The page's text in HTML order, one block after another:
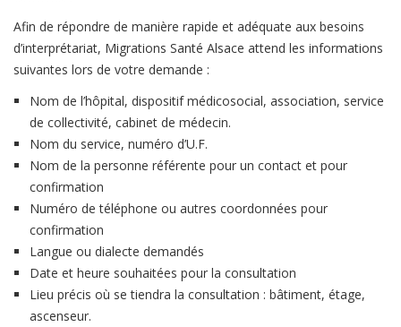
Afin de répondre de manière rapide et adéquate aux besoins
d’interprétariat, Migrations Santé Alsace attend les informations
suivantes lors de votre demande :
Nom de l’hôpital, dispositif médicosocial, association, service
de collectivité, cabinet de médecin.
Nom du service, numéro d’U.F.
Nom de la personne référente pour un contact et pour
confirmation
Numéro de téléphone ou autres coordonnées pour
confirmation
Langue ou dialecte demandés
Date et heure souhaitées pour la consultation
Lieu précis où se tiendra la consultation : bâtiment, étage,
ascenseur.